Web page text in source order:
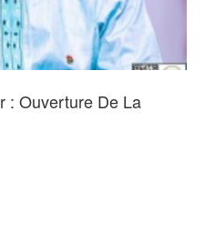
: Ouverture De La